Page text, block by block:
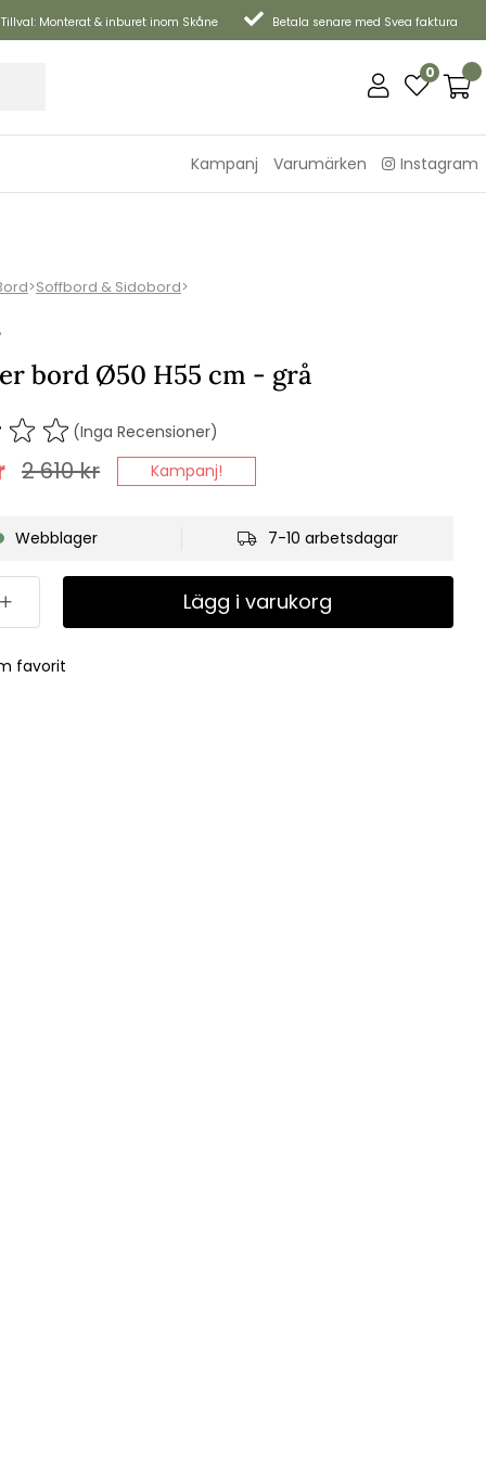
Tillval: Monterat & inburet inom Skåne Betala senare med Svea faktura
0
Kampanj Varumärken Instagram
>Soffbord & Sidobord>
bord Ø50 H55 cm - grå
(Inga Recensioner)
2 610kr Kampanj!
Webblager 7-10 arbetsdagar
Lägg i varukorg
favorit